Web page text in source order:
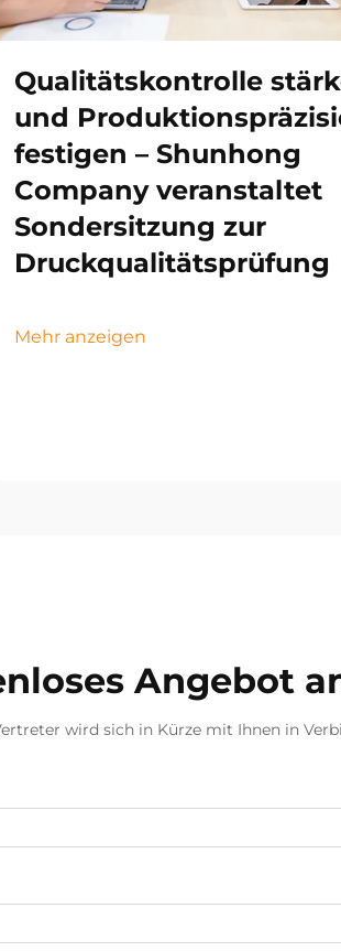
Qualitätskontrolle
und
festigen – Shunhong
Company veranstaltet
Sondersitzung zur
Druckqualitätsprüfung
Mehr anzeigen
Angebot
wird sich in Kürze mit Ihnen in